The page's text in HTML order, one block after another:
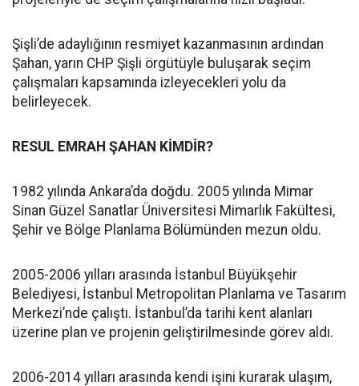
Şişli’de adaylığının resmiyet kazanmasının ardından
Şahan, yarın CHP Şişli örgütüyle buluşarak seçim
çalışmaları kapsamında izleyecekleri yolu da
belirleyecek.
RESUL EMRAH ŞAHAN KİMDİR?
1982 yılında Ankara’da doğdu. 2005 yılında Mimar
Sinan Güzel Sanatlar Üniversitesi Mimarlık Fakültesi,
Şehir ve Bölge Planlama Bölümünden mezun oldu.
2005-2006 yılları arasında İstanbul Büyükşehir
Belediyesi, İstanbul Metropolitan Planlama ve Tasarım
Merkezi’nde çalıştı. İstanbul’da tarihi kent alanları
üzerine plan ve projenin geliştirilmesinde görev aldı.
2006-2014 yılları arasında kendi işini kurarak ulaşım,